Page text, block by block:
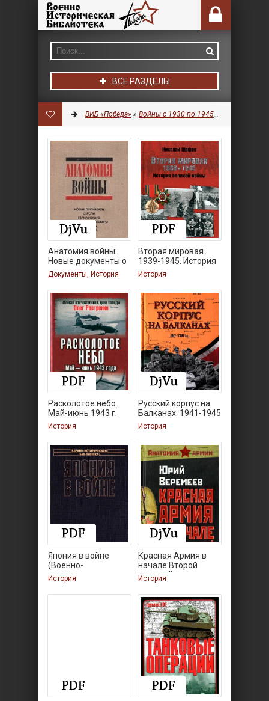
ВСЕ РАЗДЕЛЫ
ВИБ «Победа» » Войны с 1930 по 1945 гг.
Анатомия войны:
Новые документы о
роли
Документы, История
Вторая мировая.
1939-1945. История
История
Расколотое небо.
Май-июнь 1943 г.
История
Русский корпус на
Балканах. 1941-1945
История
Япония в войне
(Военно-
историческая
История
Красная Армия в
начале Второй
мировой.
История